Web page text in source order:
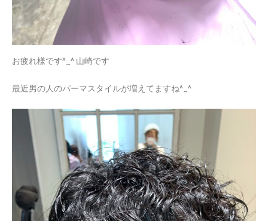
お疲れ様です^_^ 山崎です
最近男の人のパーマスタイルが増えてますね^_^